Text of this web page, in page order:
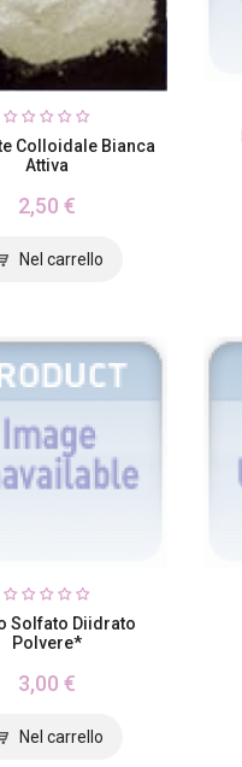
Colloidale Bianca
Attiva
2,50 €
Solfato Diidrato
Polvere*
3,00 €